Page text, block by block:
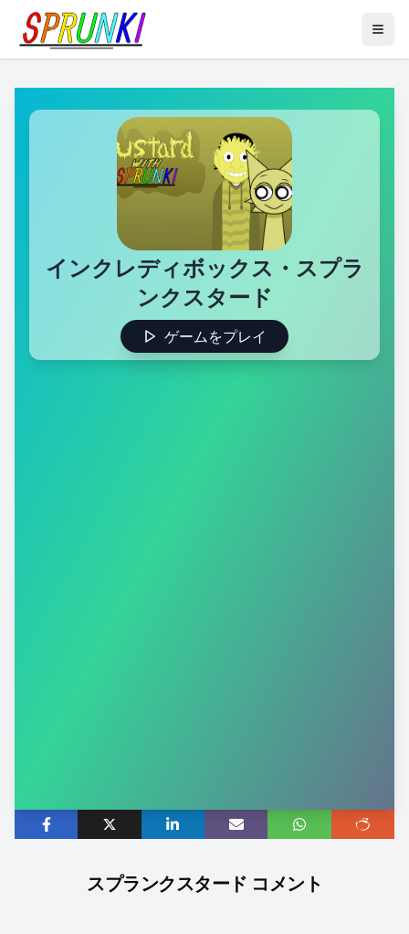
インクレディボックス・スプラ
ンクスタード
ゲームをプレイ
スプランクスタード コメント